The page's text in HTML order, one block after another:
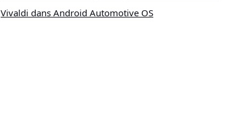
Vivaldi dans Android Automotive OS